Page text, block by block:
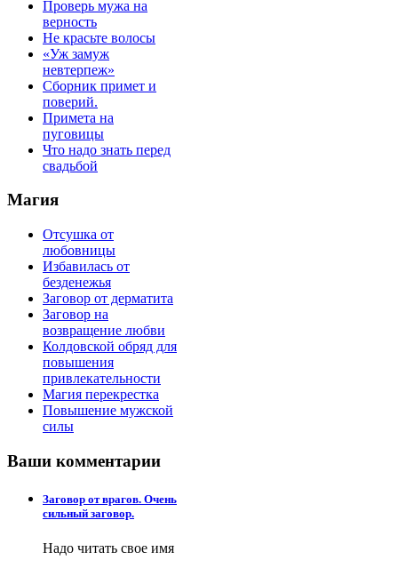
Проверь мужа на
верность
Не красьте волосы
«Уж замуж
невтерпеж»
Сборник примет и
поверий.
Примета на
пуговицы
Что надо знать перед
свадьбой
Магия
Отсушка от
любовницы
Избавилась от
безденежья
Заговор от дерматита
Заговор на
возвращение любви
Колдовской обряд для
повышения
привлекательности
Магия перекрестка
Повышение мужской
силы
Ваши комментарии
Заговор от врагов. Очень
сильный заговор.
Надо читать свое имя